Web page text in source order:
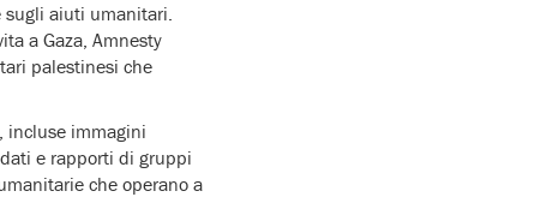
sugli aiuti umanitari.
a Gaza, Amnesty
palestinesi che
incluse immagini
e rapporti di gruppi
che operano a